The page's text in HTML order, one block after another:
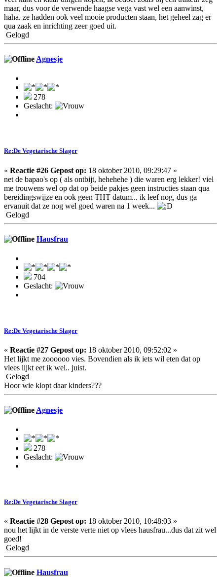
maar, dus voor de verwende haagse vega vast wel een aanwinst,
haha. ze hadden ook veel mooie producten staan, het geheel zag er
qua zaak en inrichting zeer goed uit.
Gelogd
Agnesje
278
Geslacht:
Re:De Vegetarische Slager
« Reactie #26 Gepost op: 18 oktober 2010, 09:29:47 »
net de bapao's op ( als ontbijt, hehehehe ) die waren erg lekker! viel
me trouwens wel op dat op beide pakjes geen instructies staan qua
bereidingswijze en ook geen THT datum... ik leef nog, dus ga
ervanuit dat ze nog wel goed waren na 1 week...
Gelogd
Hausfrau
704
Geslacht:
Re:De Vegetarische Slager
« Reactie #27 Gepost op: 18 oktober 2010, 09:52:02 »
Het lijkt me zoooooo vies. Bovendien als ik iets wil eten dat op
vlees lijkt eet ik wel.. juist.
Gelogd
Hoor wie klopt daar kinders???
Agnesje
278
Geslacht:
Re:De Vegetarische Slager
« Reactie #28 Gepost op: 18 oktober 2010, 10:48:03 »
nou het lijkt in de verste verte niet op vlees hausfrau...dus dat zit wel
goed!
Gelogd
Hausfrau